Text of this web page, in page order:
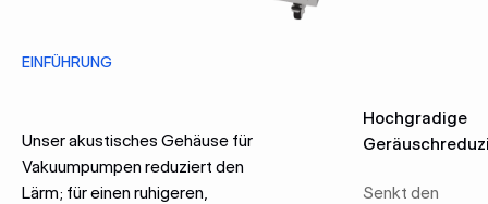
EINFÜHRUNG
Unser akustisches Gehäuse für
Vakuumpumpen reduziert den
Lärm; für einen ruhigeren,
Hochgradige
Senkt den